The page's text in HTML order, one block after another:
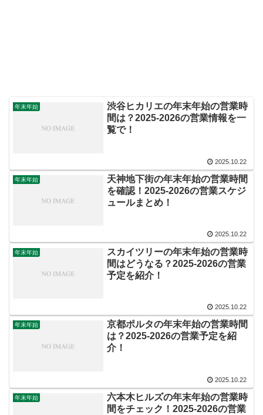
年末年始
渋谷ヒカリエの年末年始の営業時
間は？2025-2026の営業情報を一
覧で！
2025.10.22
年末年始
天神地下街の年末年始の営業時間
を確認！2025-2026の営業スケジ
ュールまとめ！
2025.10.22
年末年始
スカイツリーの年末年始の営業時
間はどうなる？2025-2026の営業
予定を紹介！
2025.10.22
年末年始
京都ポルタの年末年始の営業時間
は？2025-2026の営業予定を紹
介！
2025.10.22
年末年始
六本木ヒルズの年末年始の営業時
間をチェック！2025-2026の営業